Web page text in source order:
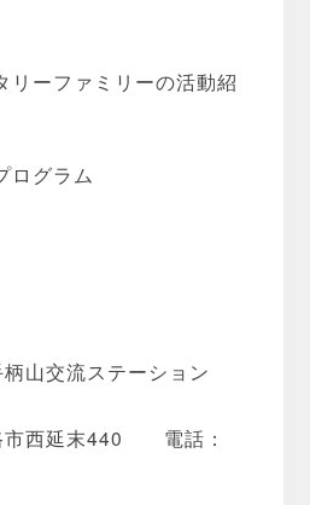
ーファミリーの活動紹
グラム
交流ステーション
市西延末440 電話：